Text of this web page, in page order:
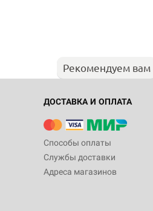
Рекомендуем вам
ДОСТАВКА И ОПЛАТА
Способы оплаты
Службы доставки
Адреса магазинов